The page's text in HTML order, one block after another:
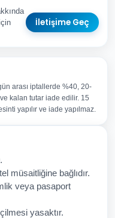
İletişime Geç
İptal Gönder
arası iptallerde %40, 20-
kalan tutar iade edilir. 15
yapılır ve iade yapılmaz.
müsaitliğine bağlıdır.
veya pasaport
yasaktır.